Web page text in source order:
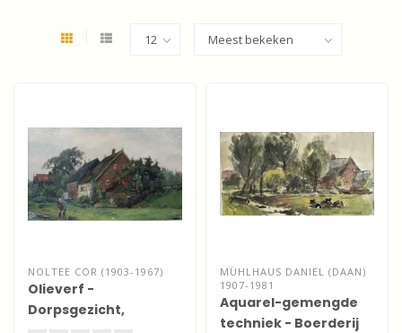
NOLTEE COR (1903-1967)
Olieverf -
Dorpsgezicht,
MÜHLHAUS DANIEL (DAAN)
1907-1981
Aquarel-gemengde
techniek - Boerderij